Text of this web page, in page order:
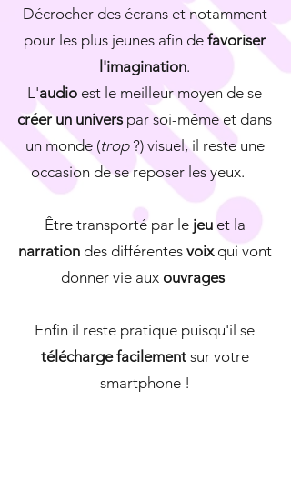
Décrocher des écrans et notamment
pour les plus jeunes afin de favoriser
l'imagination.
L'audio est le meilleur moyen de se
créer un universpar soi-même et dans
un monde (trop ?) visuel, il reste une
occasion de se reposer les yeux.
Être transporté par le jeuet la
narrationdes différentes voix qui vont
donner vie aux ouvrages
Enfin il reste pratique puisqu'il se
télécharge facilementsur votre
smartphone !